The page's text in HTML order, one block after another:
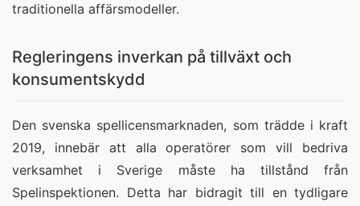
traditionella affärsmodeller.
Regleringens inverkan på tillväxt och
konsumentskydd
Den svenska spellicensmarknaden, som trädde i kraft
2019, innebär att alla operatörer som vill bedriva
verksamhet i Sverige måste ha tillstånd från
Spelinspektionen. Detta har bidragit till en tydligare